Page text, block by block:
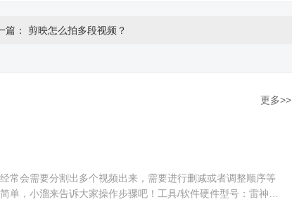
篇： 剪映怎么拍多段视频？
更多>>
常会需要分割出多个视频出来，需要进行删减或者调整顺序等
单，小溜来告诉大家操作步骤吧！工具/软件硬件型号：雷神